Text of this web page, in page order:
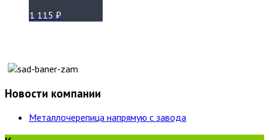
1 115 ₽
Новости компании
Металлочерепица напрямую с завода